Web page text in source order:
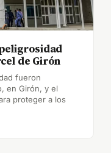
de Girón
fueron
en Girón, y el
proteger a los